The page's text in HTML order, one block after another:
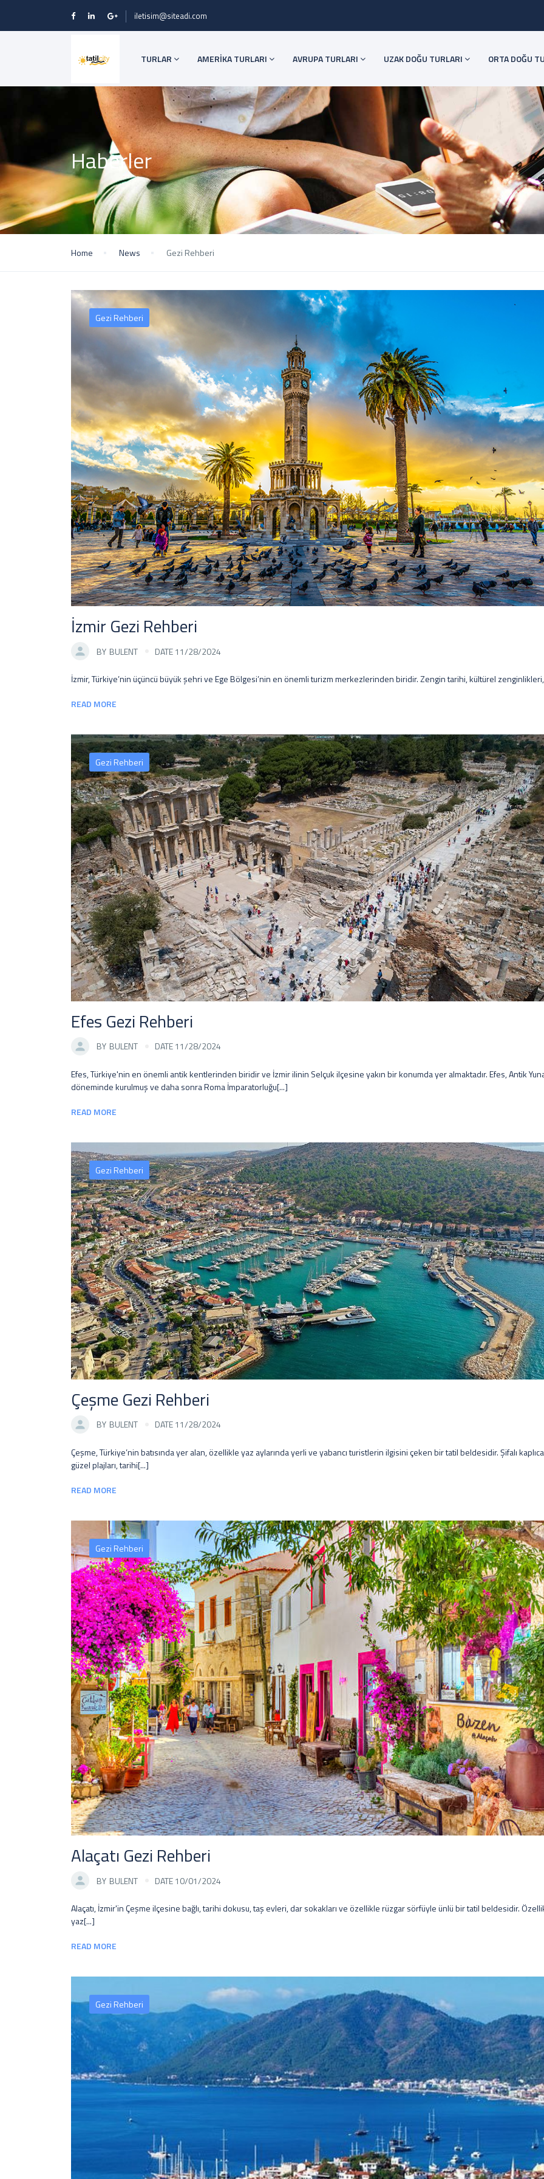
iletisim@siteadi.com
TURLAR AMERİKA TURLARI AVRUPA TURLARI UZAK DOĞU TURLARI ORTA DOĞU
Haberler
Home News Gezi Rehberi
Gezi Rehberi
İzmir Gezi Rehberi
BY BULENT DATE 11/28/2024
İzmir, Türkiye’nin üçüncü büyük şehri ve Ege Bölgesi’nin en önemli turizm merkezlerinden biridir. Zengin tarihi, kültürel
READ MORE
Gezi Rehberi
Efes Gezi Rehberi
BY BULENT DATE 11/28/2024
Efes, Türkiye'nin en önemli antik kentlerinden biridir ve İzmir ilinin Selçuk ilçesine yakın bir konumda yer almaktadır. Efes, Antik
döneminde kurulmuş ve daha sonra Roma İmparatorluğu[...]
READ MORE
Gezi Rehberi
Çeşme Gezi Rehberi
BY BULENT DATE 11/28/2024
Çeşme, Türkiye’nin batısında yer alan, özellikle yaz aylarında yerli ve yabancı turistlerin ilgisini çeken bir tatil beldesidir. Şifalı
güzel plajları, tarihi[...]
READ MORE
Gezi Rehberi
Alaçatı Gezi Rehberi
BY BULENT DATE 10/01/2024
Alaçatı, İzmir'in Çeşme ilçesine bağlı, tarihi dokusu, taş evleri, dar sokakları ve özellikle rüzgar sörfüyle ünlü bir tatil beldesidir.
yaz[...]
READ MORE
Gezi Rehberi